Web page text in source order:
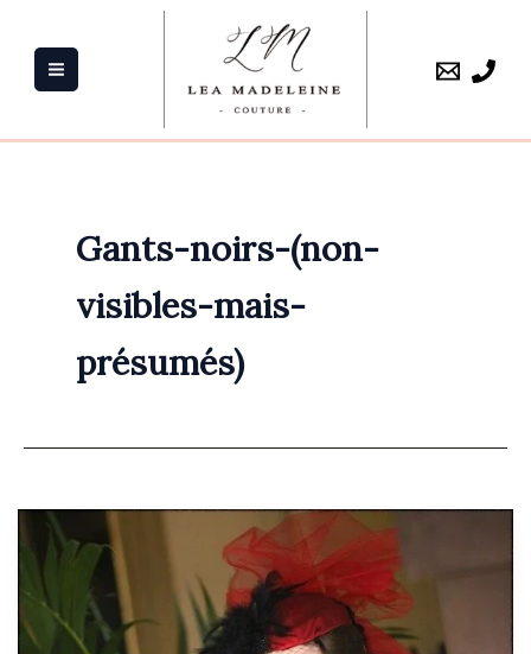
contenu
Gants-noirs-(non-
visibles-mais-
présumés)